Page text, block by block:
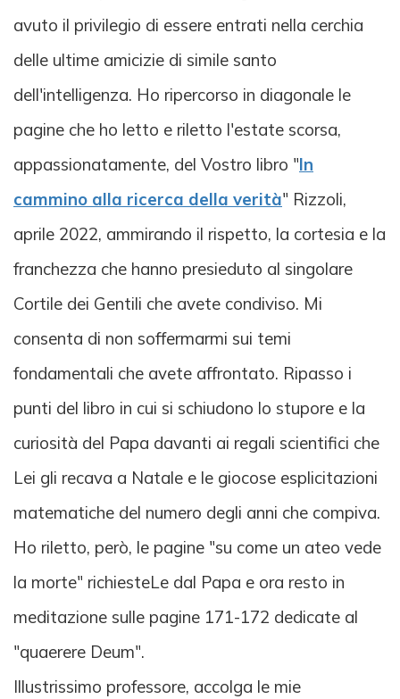
avuto il privilegio di essere entrati nella cerchia
delle ultime amicizie di simile santo
dell'intelligenza. Ho ripercorso in diagonale le
pagine che ho letto e riletto l'estate scorsa,
appassionatamente, del Vostro libro "In
cammino alla ricerca della verità" Rizzoli,
aprile 2022, ammirando il rispetto, la cortesia e la
franchezza che hanno presieduto al singolare
Cortile dei Gentili che avete condiviso. Mi
consenta di non soffermarmi sui temi
fondamentali che avete affrontato. Ripasso i
punti del libro in cui si schiudono lo stupore e la
curiosità del Papa davanti ai regali scientifici che
Lei gli recava a Natale e le giocose esplicitazioni
matematiche del numero degli anni che compiva.
Ho riletto, però, le pagine "su come un ateo vede
la morte" richiesteLe dal Papa e ora resto in
meditazione sulle pagine 171-172 dedicate al
"quaerere Deum".
Illustrissimo professore, accolga le mie